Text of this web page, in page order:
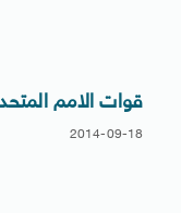
قوات الامم
2014-09-18